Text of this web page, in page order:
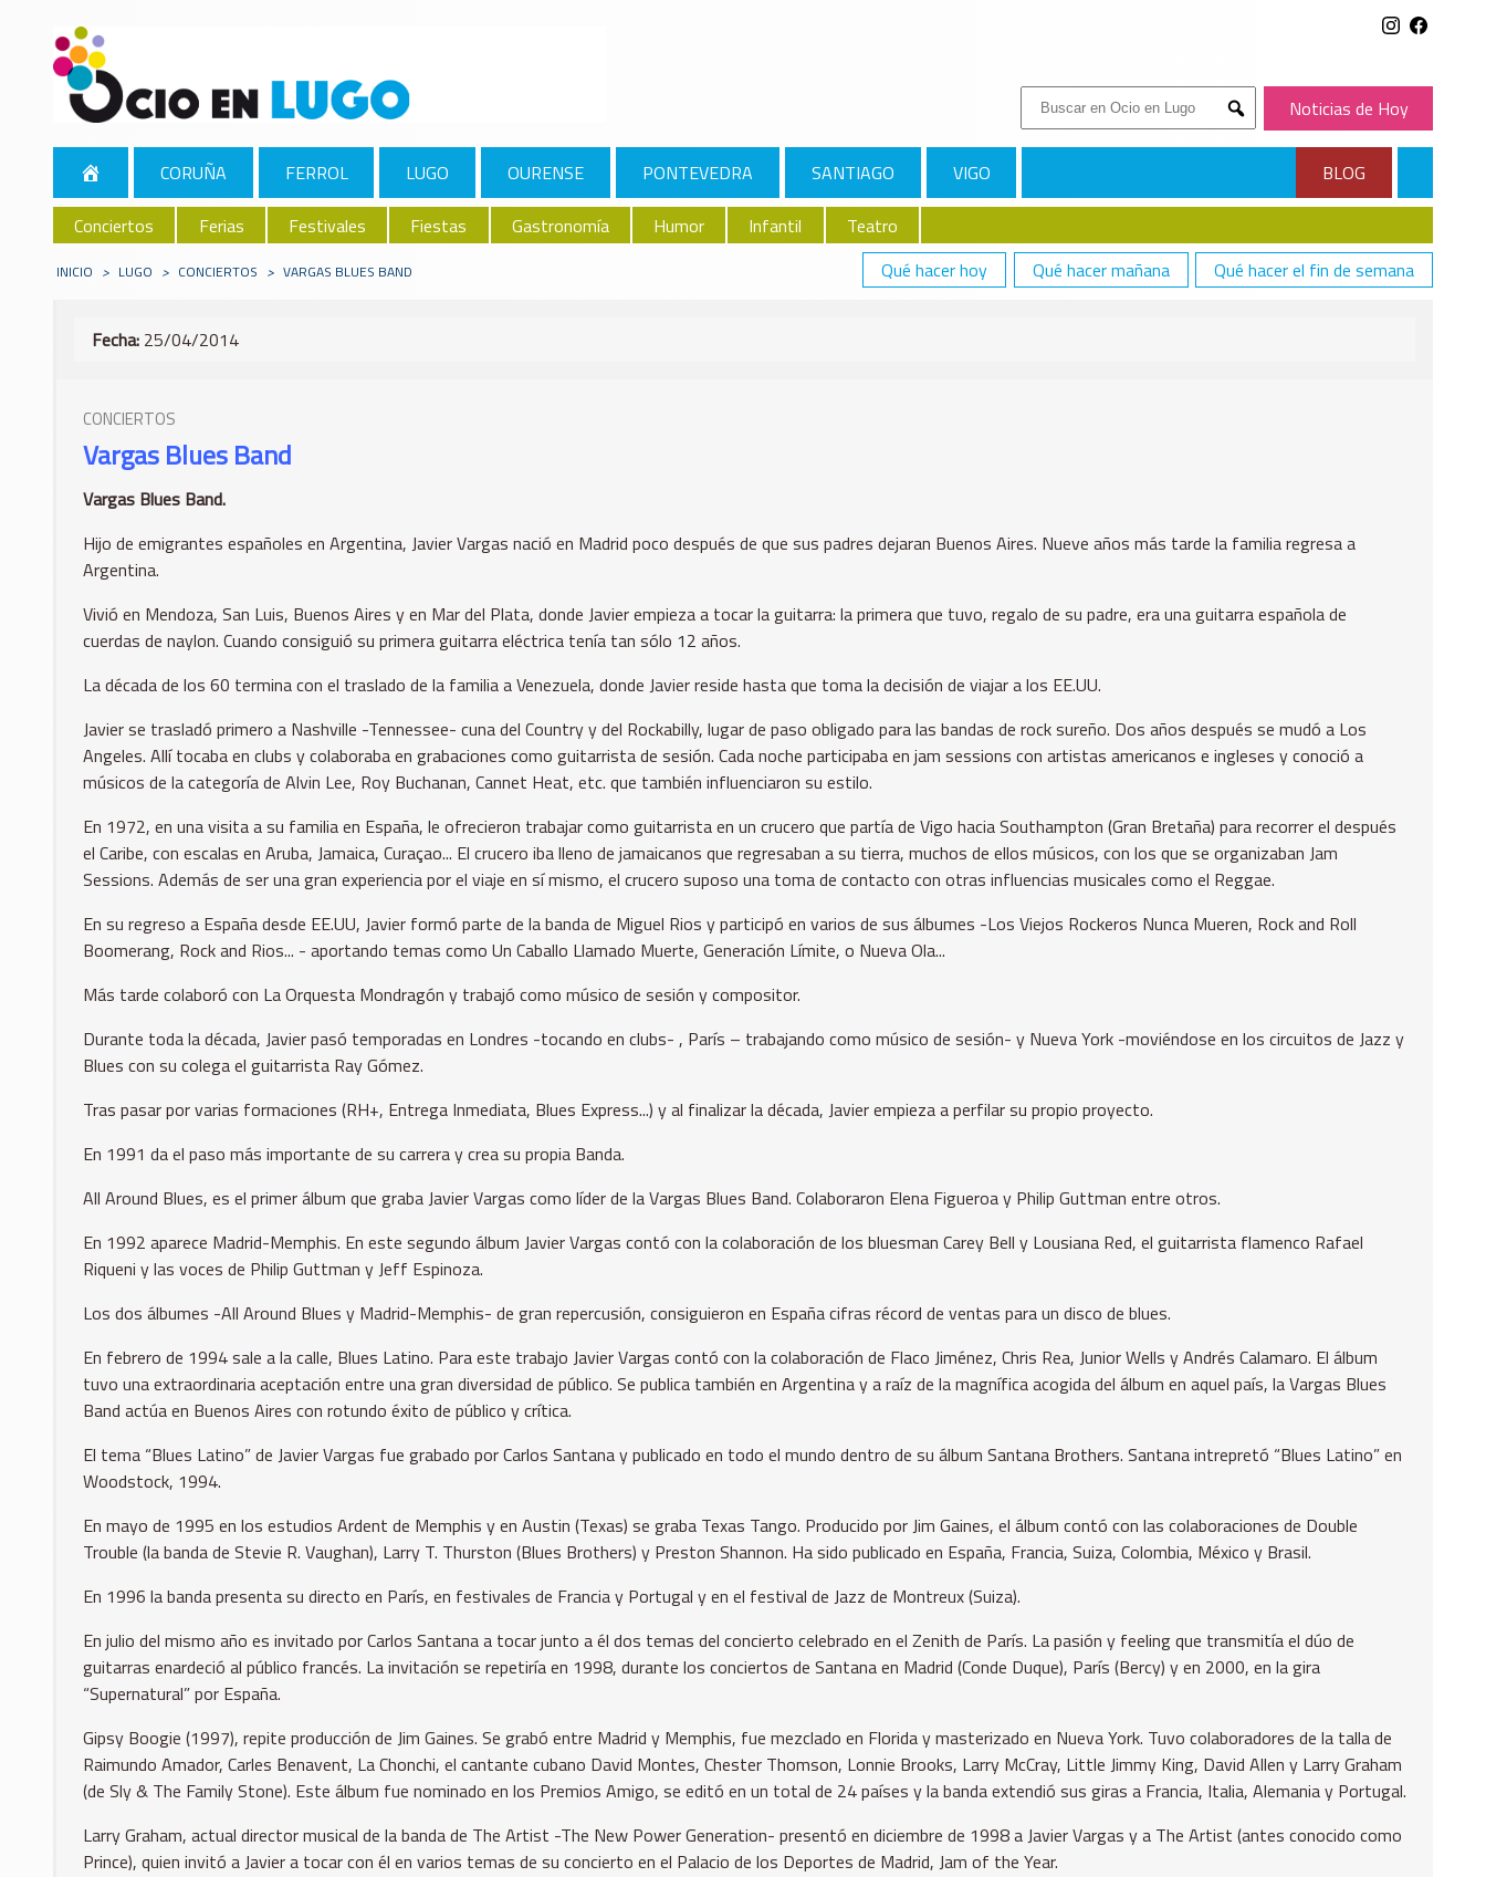
Buscar:
Submit
Noticias de Hoy
CORUÑA FERROL LUGO OURENSE PONTEVEDRA SANTIAGO VIGO
BLOG
Conciertos
Ferias Festivales Fiestas Gastronomía Humor Infantil
Teatro
Qué hacer hoy
Qué hacer mañana Qué hacer el fin de semana
INICIO > LUGO > CONCIERTOS > VARGAS BLUES BAND
Fecha: 25/04/2014
CONCIERTOS
Vargas Blues Band
Vargas Blues Band.
Hijo de emigrantes españoles en Argentina, Javier Vargas nació en Madrid poco después de que sus padres dejaran Buenos Aires. Nueve años más tarde la familia regresa a
Argentina.
Vivió en Mendoza, San Luis, Buenos Aires y en Mar del Plata, donde Javier empieza a tocar la guitarra: la primera que tuvo, regalo de su padre, era una guitarra española de
cuerdas de naylon. Cuando consiguió su primera guitarra eléctrica tenía tan sólo 12 años.
La década de los 60 termina con el traslado de la familia a Venezuela, donde Javier reside hasta que toma la decisión de viajar a los EE.UU.
Javier se trasladó primero a Nashville -Tennessee- cuna del Country y del Rockabilly, lugar de paso obligado para las bandas de rock sureño. Dos años después se mudó a Los
Angeles. Allí tocaba en clubs y colaboraba en grabaciones como guitarrista de sesión. Cada noche participaba en jam sessions con artistas americanos e ingleses y conoció a
músicos de la categoría de Alvin Lee, Roy Buchanan, Cannet Heat, etc. que también influenciaron su estilo.
En 1972, en una visita a su familia en España, le ofrecieron trabajar como guitarrista en un crucero que partía de Vigo hacia Southampton (Gran Bretaña) para recorrer el después
el Caribe, con escalas en Aruba, Jamaica, Curaçao... El crucero iba lleno de jamaicanos que regresaban a su tierra, muchos de ellos músicos, con los que se organizaban Jam
Sessions. Además de ser una gran experiencia por el viaje en sí mismo, el crucero suposo una toma de contacto con otras influencias musicales como el Reggae.
En su regreso a España desde EE.UU, Javier formó parte de la banda de Miguel Rios y participó en varios de sus álbumes -Los Viejos Rockeros Nunca Mueren, Rock and Roll
Boomerang, Rock and Rios... - aportando temas como Un Caballo Llamado Muerte, Generación Límite, o Nueva Ola...
Más tarde colaboró con La Orquesta Mondragón y trabajó como músico de sesión y compositor.
Durante toda la década, Javier pasó temporadas en Londres -tocando en clubs- , París – trabajando como músico de sesión- y Nueva York -moviéndose en los circuitos de Jazz y
Blues con su colega el guitarrista Ray Gómez.
Tras pasar por varias formaciones (RH+, Entrega Inmediata, Blues Express...) y al finalizar la década, Javier empieza a perfilar su propio proyecto.
En 1991 da el paso más importante de su carrera y crea su propia Banda.
All Around Blues, es el primer álbum que graba Javier Vargas como líder de la Vargas Blues Band. Colaboraron Elena Figueroa y Philip Guttman entre otros.
En 1992 aparece Madrid-Memphis. En este segundo álbum Javier Vargas contó con la colaboración de los bluesman Carey Bell y Lousiana Red, el guitarrista flamenco Rafael
Riqueni y las voces de Philip Guttman y Jeff Espinoza.
Los dos álbumes -All Around Blues y Madrid-Memphis- de gran repercusión, consiguieron en España cifras récord de ventas para un disco de blues.
En febrero de 1994 sale a la calle, Blues Latino. Para este trabajo Javier Vargas contó con la colaboración de Flaco Jiménez, Chris Rea, Junior Wells y Andrés Calamaro. El álbum
tuvo una extraordinaria aceptación entre una gran diversidad de público. Se publica también en Argentina y a raíz de la magnífica acogida del álbum en aquel país, la Vargas Blues
Band actúa en Buenos Aires con rotundo éxito de público y crítica.
El tema “Blues Latino” de Javier Vargas fue grabado por Carlos Santana y publicado en todo el mundo dentro de su álbum Santana Brothers. Santana intrepretó “Blues Latino” en
Woodstock, 1994.
En mayo de 1995 en los estudios Ardent de Memphis y en Austin (Texas) se graba Texas Tango. Producido por Jim Gaines, el álbum contó con las colaboraciones de Double
Trouble (la banda de Stevie R. Vaughan), Larry T. Thurston (Blues Brothers) y Preston Shannon. Ha sido publicado en España, Francia, Suiza, Colombia, México y Brasil.
En 1996 la banda presenta su directo en París, en festivales de Francia y Portugal y en el festival de Jazz de Montreux (Suiza).
En julio del mismo año es invitado por Carlos Santana a tocar junto a él dos temas del concierto celebrado en el Zenith de París. La pasión y feeling que transmitía el dúo de
guitarras enardeció al público francés. La invitación se repetiría en 1998, durante los conciertos de Santana en Madrid (Conde Duque), París (Bercy) y en 2000, en la gira
“Supernatural” por España.
Gipsy Boogie (1997), repite producción de Jim Gaines. Se grabó entre Madrid y Memphis, fue mezclado en Florida y masterizado en Nueva York. Tuvo colaboradores de la talla de
Raimundo Amador, Carles Benavent, La Chonchi, el cantante cubano David Montes, Chester Thomson, Lonnie Brooks, Larry McCray, Little Jimmy King, David Allen y Larry Graham
(de Sly & The Family Stone). Este álbum fue nominado en los Premios Amigo, se editó en un total de 24 países y la banda extendió sus giras a Francia, Italia, Alemania y Portugal.
Larry Graham, actual director musical de la banda de The Artist -The New Power Generation- presentó en diciembre de 1998 a Javier Vargas y a The Artist (antes conocido como
Prince), quien invitó a Javier a tocar con él en varios temas de su concierto en el Palacio de los Deportes de Madrid, Jam of the Year.